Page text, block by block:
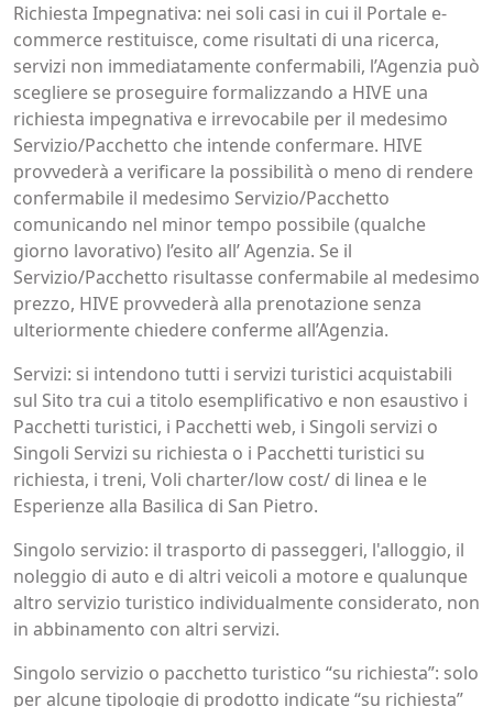
Richiesta Impegnativa: nei soli casi in cui il Portale e-
commerce restituisce, come risultati di una ricerca,
servizi non immediatamente confermabili, l’Agenzia può
scegliere se proseguire formalizzando a HIVE una
richiesta impegnativa e irrevocabile per il medesimo
Servizio/Pacchetto che intende confermare. HIVE
provvederà a verificare la possibilità o meno di rendere
confermabile il medesimo Servizio/Pacchetto
comunicando nel minor tempo possibile (qualche
giorno lavorativo) l’esito all’ Agenzia. Se il
Servizio/Pacchetto risultasse confermabile al medesimo
prezzo, HIVE provvederà alla prenotazione senza
ulteriormente chiedere conferme all’Agenzia.
Servizi: si intendono tutti i servizi turistici acquistabili
sul Sito tra cui a titolo esemplificativo e non esaustivo i
Pacchetti turistici, i Pacchetti web, i Singoli servizi o
Singoli Servizi su richiesta o i Pacchetti turistici su
richiesta, i treni, Voli charter/low cost/ di linea e le
Esperienze alla Basilica di San Pietro.
Singolo servizio: il trasporto di passeggeri, l'alloggio, il
noleggio di auto e di altri veicoli a motore e qualunque
altro servizio turistico individualmente considerato, non
in abbinamento con altri servizi.
Singolo servizio o pacchetto turistico “su richiesta”: solo
per alcune tipologie di prodotto indicate “su richiesta”